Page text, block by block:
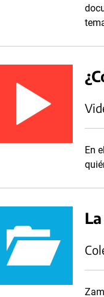
En